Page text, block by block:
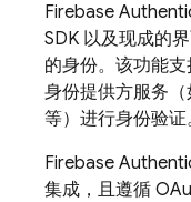
Firebase
SDK 以及现成的
的身份。该功能
身份提供方服务
等）进行身份验证
Firebase
集成，且遵循